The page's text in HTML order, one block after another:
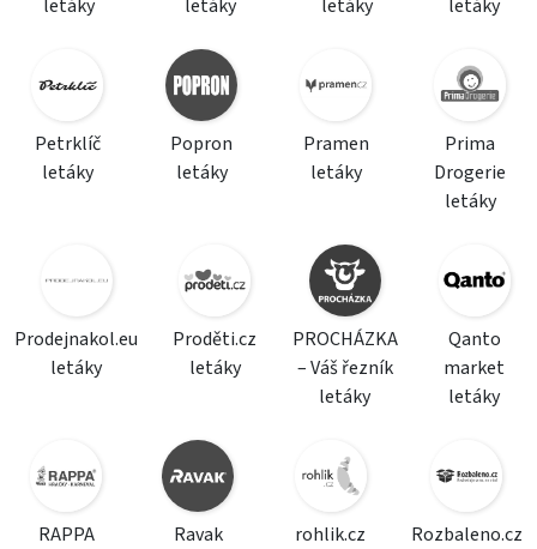
letáky
letáky
letáky
letáky
Petrklíč
letáky
Popron
letáky
Pramen
letáky
Prima
Drogerie
letáky
Prodejnakol.eu
letáky
Proděti.cz
letáky
PROCHÁZKA
– Váš řezník
letáky
Qanto
market
letáky
RAPPA
Ravak
rohlik.cz
Rozbaleno.cz